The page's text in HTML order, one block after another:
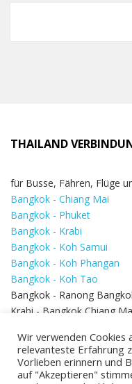
THAILAND
für Busse, Fähren, Flüge
Bangkok - Chiang Mai
Bangkok - Phuket
Bangkok - Krabi
Bangkok - Koh Samui
Bangkok - Koh Phangan
Bangkok - Koh Tao
Bangkok - Ranong
Krabi - Bangkok Chiang
Bangkok - Hua Hin
Wir verwenden Cookies
relevanteste Erfahrung
Vorlieben erinnern und
auf "Akzeptieren"